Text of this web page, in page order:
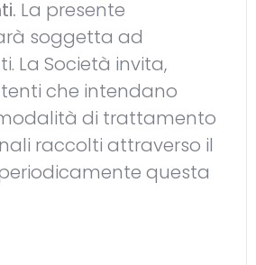
La presente
soggetta ad
La Società invita,
che intendano
di trattamento
raccolti attraverso il
questa